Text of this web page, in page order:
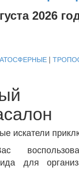
2026
|
искатели
для